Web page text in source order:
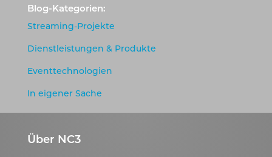
Blog-Kategorien:
Streaming-Projekte
Dienstleistungen & Produkte
Eventtechnologien
In eigener Sache
Über NC3